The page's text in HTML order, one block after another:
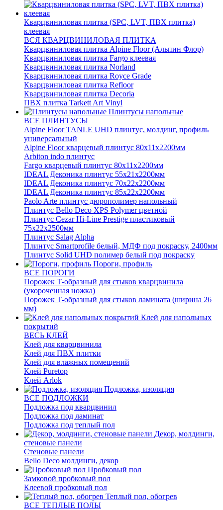
Кварцвиниловая плитка (SPC, LVT, ПВХ плитка)
клеевая
ВСЯ КВАРЦВИНИЛОВАЯ ПЛИТКА
Кварцвиниловая плитка Alpine Floor (Альпин Флор)
Кварцвиниловая плитка Fargo клеевая
Кварцвиниловая плитка Norland
Кварцвиниловая плитка Royce Grade
Кварцвиниловая плитка Refloor
Кварцвиниловая плитка Decoria
ПВХ плитка Tarkett Art Vinyl
Плинтусы напольные
ВСЕ ПЛИНТУСЫ
Alpine Floor TANLE UHD плинтус, молдинг, профиль
универсальный
Alpine Floor кварцевый плинтус 80х11х2200мм
Arbiton indo плинтус
Fargo кварцевый плинтус 80х11х2200мм
IDEAL Деконика плинтус 55х21х2200мм
IDEAL Деконика плинтус 70х22х2200мм
IDEAL Деконика плинтус 85х22х2200мм
Paolo Arte плинтус дюрополимер напольный
Плинтус Bello Deco XPS Polymer цветной
Плинтус Cezar Hi-Line Prestige пластиковый
75х22х2500мм
Плинтус Salag Alpha
Плинтус Smartprofile белый, МДФ под покраску, 2400мм
Плинтус Solid UHD полимер белый под покраску
Пороги, профиль
ВСЕ ПОРОГИ
Порожек Т-образный для стыков кварцвинила
(укороченная ножка)
Порожек Т-образный для стыков ламината (ширина 26
мм)
Клей для напольных
покрытий
ВЕСЬ КЛЕЙ
Клей для кварцвинила
Клей для ПВХ плитки
Клей для влажных помещений
Клей Puretop
Клей Arlok
Подложка, изоляция
ВСЕ ПОДЛОЖКИ
Подложка под кварцвинил
Подложка под ламинат
Подложка под теплый пол
Декор, молдинги,
стеновые панели
Стеновые панели
Bello Deco молдинги, декор
Пробковый пол
Замковой пробковый пол
Клеевой пробковый пол
Теплый пол, обогрев
ВСЕ ТЕПЛЫЕ ПОЛЫ